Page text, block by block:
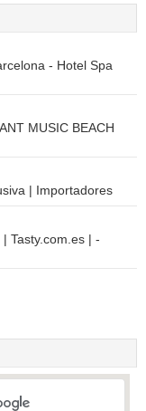
- Hotel Spa
MUSIC BEACH
| Importadores
Tasty.com.es | -